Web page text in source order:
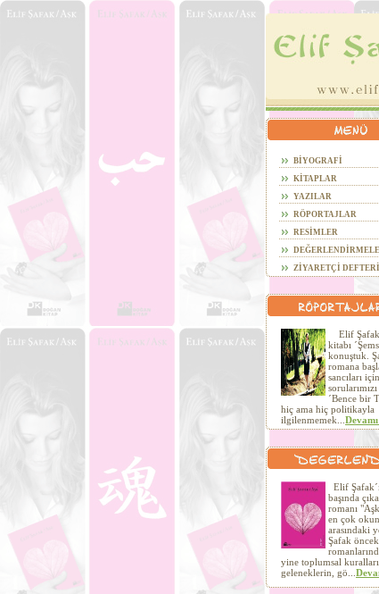
BİYOGRAFİ
KİTAPLAR
YAZILAR
RÖPORTAJLAR
RESİMLER
ZİYARETÇİ DEFTERİ
Elif
kitabı
konuştuk.
romana
sancıları
sorularımızı
´Bence bir
hiç ama hiç politikayla
ilgilenmemek...
Elif
başında
romanı
en çok
arasındaki
Şafak
yine toplumsal
geleneklerin, gö...